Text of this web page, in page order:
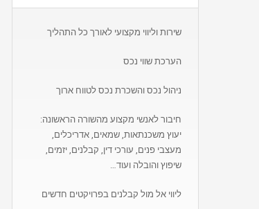
שירות וליווי מקצועי לאורך כל התהליך
הערכת שווי נכס
ניהול נכס והשכרת נכס לטווח ארוך
חיבור לאנשי מקצוע מהשורה הראשונה:
יעוץ משכנתאות, שמאים, אדריכלים,
מעצבי פנים, עורכי דין, קבלנים, יזמים,
שיפוץ והובלה ועוד…
ליווי אל מול קבלנים בפרויקטים חדשים